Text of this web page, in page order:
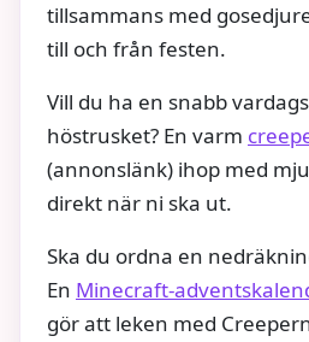
tillsammans med
till och från festen.
Vill du ha en snabb
höstrusket? En varm
(annonslänk) ihop med
direkt när ni ska ut.
Ska du ordna en
En
gör att leken med